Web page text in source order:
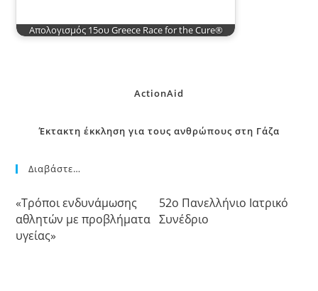
Απολογισμός 15ου Greece Race for the Cure®
ActionAid
Έκτακτη έκκληση για τους ανθρώπους στη Γάζα
Διαβάστε…
«Τρόποι ενδυνάμωσης
αθλητών με προβλήματα
υγείας»
52o Πανελλήνιο Ιατρικό
Συνέδριο